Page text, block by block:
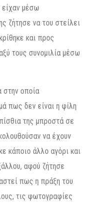
μέσω
ζήτησε να του στείλει
και προς
τους συνομιλία μέσω
στην οποία
πως δεν είναι η φίλη
της μπροστά σε
να έχουν
κάποιο άλλο αγόρι και
αφού ζήτησε
πως η πράξη του
τις φωτογραφίες